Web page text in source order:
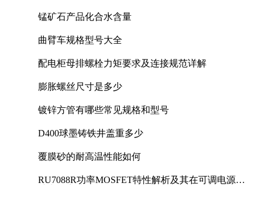
锰矿石产品化合水含量
曲臂车规格型号大全
配电柜母排螺栓力矩要求及连接规范详解
膨胀螺丝尺寸是多少
镀锌方管有哪些常见规格和型号
D400球墨铸铁井盖重多少
覆膜砂的耐高温性能如何
RU7088R功率MOSFET特性解析及其在可调电源设